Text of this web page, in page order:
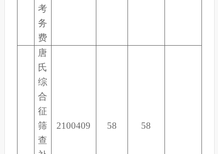
考
务
费
唐
氏
综
合
征
筛
查
2100409 58 58